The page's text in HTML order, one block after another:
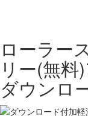
ローラー
リー(無
ダウンロ